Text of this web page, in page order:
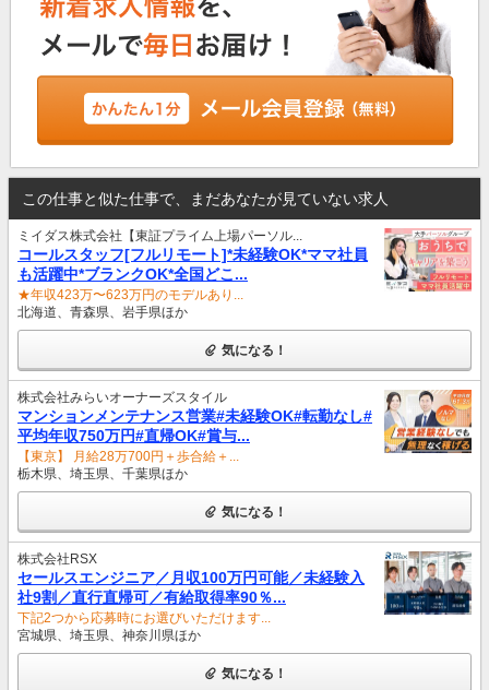
この仕事と似た仕事で、まだあなたが見ていない求人
ミイダス株式会社【東証プライム上場パーソル...
コールスタッフ[フルリモート]*未経験OK*ママ社員
も活躍中*ブランクOK*全国どこ...
★年収423万〜623万円のモデルあり...
北海道、青森県、岩手県ほか
気になる！
株式会社みらいオーナーズスタイル
マンションメンテナンス営業#未経験OK#転勤なし#
平均年収750万円#直帰OK#賞与...
【東京】 月給28万700円＋歩合給＋...
栃木県、埼玉県、千葉県ほか
気になる！
株式会社RSX
セールスエンジニア／月収100万円可能／未経験入
社9割／直行直帰可／有給取得率90％...
下記2つから応募時にお選びいただけます...
宮城県、埼玉県、神奈川県ほか
気になる！